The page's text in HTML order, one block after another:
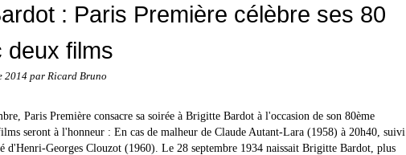
: Paris Première célèbre ses 80
deux films
2014 par Ricard Bruno
Paris Première consacre sa soirée à Brigitte Bardot à l'occasion de son 80ème
seront à l'honneur : En cas de malheur de Claude Autant-Lara (1958) à 20h40, suivi
d'Henri-Georges Clouzot (1960). Le 28 septembre 1934 naissait Brigitte Bardot, plus